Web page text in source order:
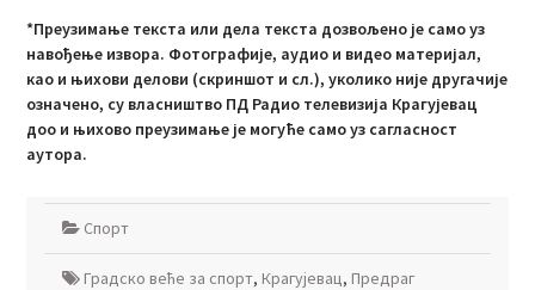
*Преузимање текста или дела текста дозвољено је само уз
навођење извора. Фотографије, аудио и видео материјал,
као и њихови делови (скриншот и сл.), уколико није другачије
означено, су власништво ПД Радио телевизија Крагујевац
доо и њихово преузимање је могуће само уз сагласност
аутора.
Спорт
Градско веће за спорт, Крагујевац, Предраг